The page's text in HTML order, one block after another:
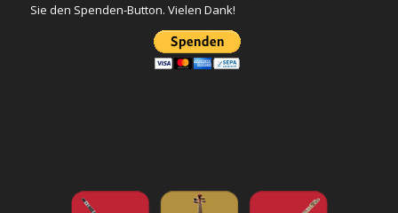
Sie den Spenden-Button. Vielen Dank!